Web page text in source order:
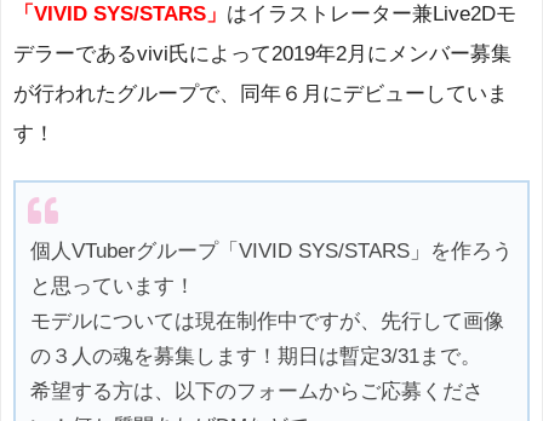
「VIVID SYS/STARS」 はイラストレーター兼Live2Dモ
デラーであるvivi氏によって2019年2月にメンバー募集
が行われたグループで、同年６月にデビューしていま
す！
個人VTuberグループ「VIVID SYS/STARS」を作ろう
と思っています！
モデルについては現在制作中ですが、先行して画像
の３人の魂を募集します！期日は暫定3/31まで。
希望する方は、以下のフォームからご応募くださ